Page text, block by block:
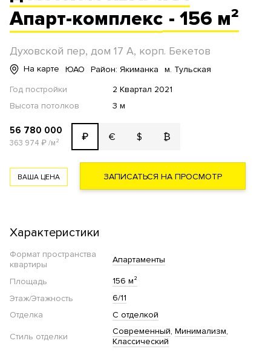
Апарт-комплекс - 156 м²
Духовской пер, дом 17 А, корп. Бекетов
На карте ЮАО Район: Якиманка
м. Тульская
Год постройки
2 Квартал 2021
Высота потолков
3 м
56 780 000
363 974 ₽/м² ₽ € $ ₿
ВАША ЦЕНА ЗАПИСАТЬСЯ НА ПРОСМОТР
Характеристики
Формат пространства
квартиры
Апартаменты
Площадь
156 м²
Этаж/Этажность
6/11
Отделка
С отделкой
Стиль отделки Современный Минимализм
Классический